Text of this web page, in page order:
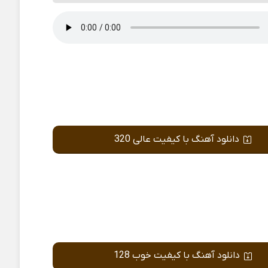
دانلود آهنگ با کیفیت عالی 320
دانلود آهنگ با کیفیت خوب 128